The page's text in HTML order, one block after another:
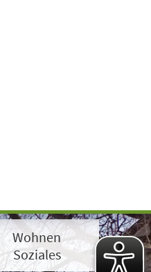
Wohnen
Soziales